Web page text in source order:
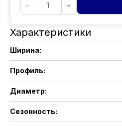
Характеристики
Ширина:
Профиль:
Диаметр:
Сезонность:
- +